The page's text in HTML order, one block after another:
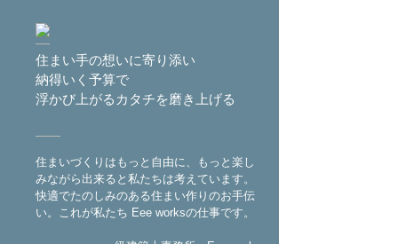
住まい手の想いに寄り添い
納得いく予算で
浮かび上がるカタチを磨き上げる
住まいづくりはもっと自由に、もっと楽し
みながら出来ると私たちは考えています。
快適でたのしみのある住まい作りのお手伝
い。これが私たち Eee worksの仕事です。